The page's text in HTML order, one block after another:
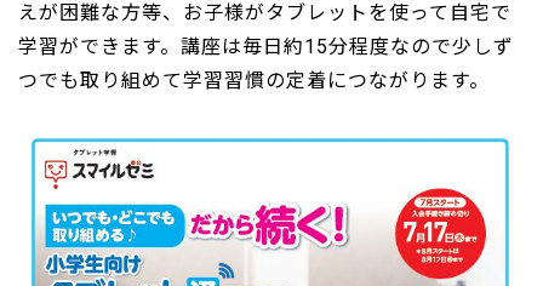
えが困難な方等、お子様がタブレットを使って自宅で
学習ができます。講座は毎日約15分程度なので少しず
つでも取り組めて学習習慣の定着につながります。